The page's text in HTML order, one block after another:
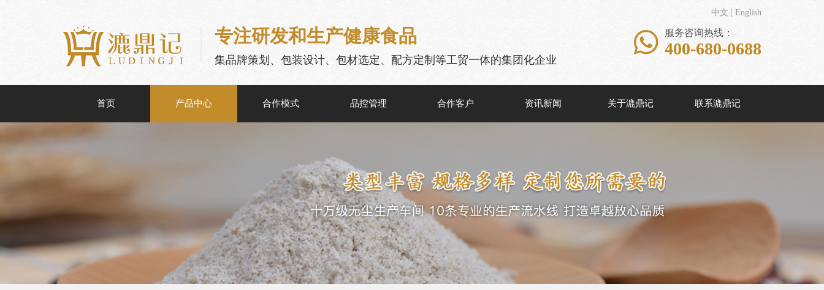
中文 English
专注研发和生产健康食品
集品牌策划、包装设计、包材选定、配方定制等工贸一体的集团化企业
 服务咨询热线：
400-680-0688
首页 产品中心 合作模式 品控管理 合作客户 资讯新闻 关于漉鼎记 联系漉鼎记